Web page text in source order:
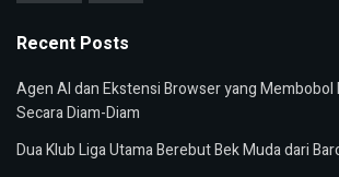
Recent Posts
Agen AI dan Ekstensi Browser yang Membobol
Secara Diam-Diam
Dua Klub Liga Utama Berebut Bek Muda dari